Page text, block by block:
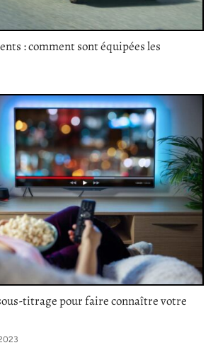
: comment sont équipées les
titrage pour faire connaître votre